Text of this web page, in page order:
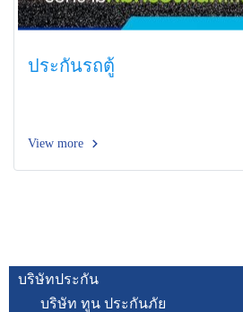
ประกันรถตู้
View more
บริษัทประกัน
บริษัท ทูน ประกันภัย